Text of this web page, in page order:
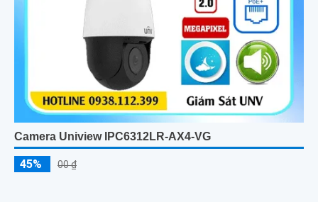
Camera Uniview IPC6312LR-AX4-VG
45% 00 ₫